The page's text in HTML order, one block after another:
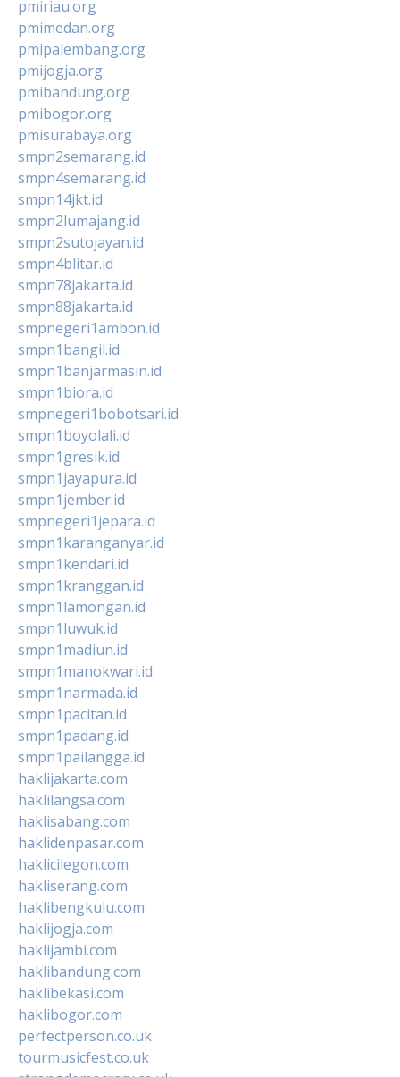
pmiriau.org
pmimedan.org
pmipalembang.org
pmijogja.org
pmibandung.org
pmibogor.org
pmisurabaya.org
smpn2semarang.id
smpn4semarang.id
smpn14jkt.id
smpn2lumajang.id
smpn2sutojayan.id
smpn4blitar.id
smpn78jakarta.id
smpn88jakarta.id
smpnegeri1ambon.id
smpn1bangil.id
smpn1banjarmasin.id
smpn1biora.id
smpnegeri1bobotsari.id
smpn1boyolali.id
smpn1gresik.id
smpn1jayapura.id
smpn1jember.id
smpnegeri1jepara.id
smpn1karanganyar.id
smpn1kendari.id
smpn1kranggan.id
smpn1lamongan.id
smpn1luwuk.id
smpn1madiun.id
smpn1manokwari.id
smpn1narmada.id
smpn1pacitan.id
smpn1padang.id
smpn1pailangga.id
haklijakarta.com
haklilangsa.com
haklisabang.com
haklidenpasar.com
haklicilegon.com
hakliserang.com
haklibengkulu.com
haklijogja.com
haklijambi.com
haklibandung.com
haklibekasi.com
haklibogor.com
perfectperson.co.uk
tourmusicfest.co.uk